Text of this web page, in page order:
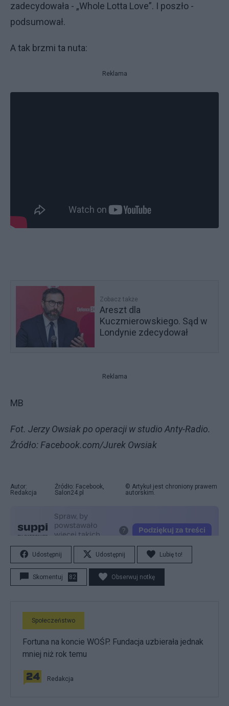
zadecydowała - „Whole Lotta Love”. I poszło -
podsumował.
A tak brzmi ta nuta:
Reklama
Zobacz także
Areszt dla
Kuczmierowskiego. Sąd w
Londynie zdecydował
Reklama
MB
Fot. Jerzy Owsiak po operacji w studio Anty-Radio.
Źródło: Facebook.com/Jurek Owsiak
Autor:
Redakcja
Źródło: Facebook,
Salon24.pl
© Artykuł jest chroniony prawem
autorskim.
Udostępnij Udostępnij Lubię to!
Skomentuj 82 Obserwuj notkę
Społeczeństwo
Fortuna na koncie WOŚP. Fundacja uzbierała jednak
mniej niż rok temu
Redakcja